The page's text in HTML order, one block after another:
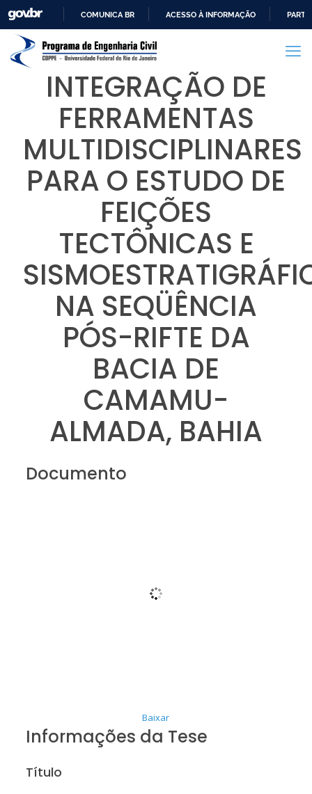
PARA
CONTEÚDO
COMUNICA BR ACESSO À INFORMAÇÃO
INTEGRAÇÃO DE
FERRAMENTAS
MULTIDISCIPLINARES
PARA O ESTUDO DE
FEIÇÕES
TECTÔNICAS E
NA SEQÜÊNCIA
PÓS-RIFTE DA
BACIA DE
CAMAMU-
ALMADA, BAHIA
Documento
Baixar
Informações da Tese
Título